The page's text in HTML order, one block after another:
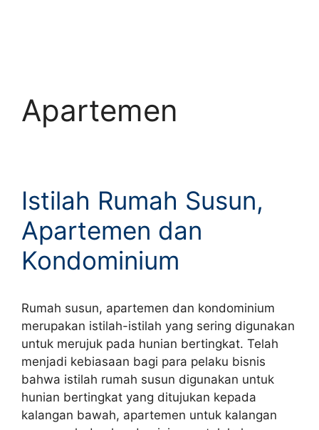
Apartemen
Istilah Rumah Susun,
Apartemen dan
Kondominium
Rumah susun, apartemen dan kondominium
merupakan istilah-istilah yang sering digunakan
untuk merujuk pada hunian bertingkat. Telah
menjadi kebiasaan bagi para pelaku bisnis
bahwa istilah rumah susun digunakan untuk
hunian bertingkat yang ditujukan kepada
kalangan bawah, apartemen untuk kalangan